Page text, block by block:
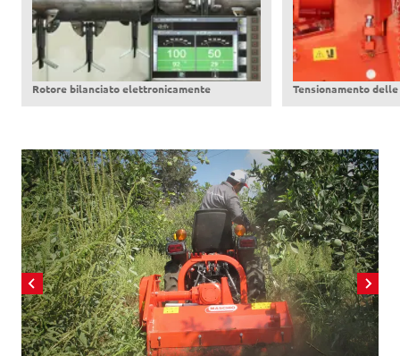
Rotore bilanciato elettronicamente Tensionamento